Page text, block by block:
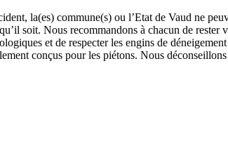
la(es) commune(s) ou l’Etat de Vaud ne
soit. Nous recommandons à chacun de
et de respecter les engins de
conçus pour les piétons. Nous